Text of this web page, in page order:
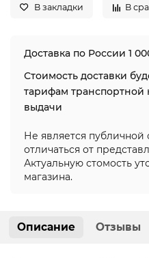
В закладки В
Доставка по России 1
Стоимость доставки
тарифам транспортной
выдачи
Не является
отличаться от
Актуальную стомость
магазина.
Описание Отзывы